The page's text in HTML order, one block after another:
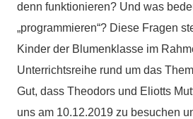
denn funktionieren? Und was
„programmieren“? Diese Fragen
Kinder der Blumenklasse im
Unterrichtsreihe rund um das
Gut, dass Theodors und Eliotts
uns am 10.12.2019 zu besuchen